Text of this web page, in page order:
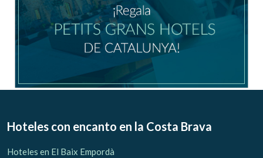
Gestionar mi reserva
Hoteles con encanto en la Costa Brava
Hoteles en El Baix Empordà